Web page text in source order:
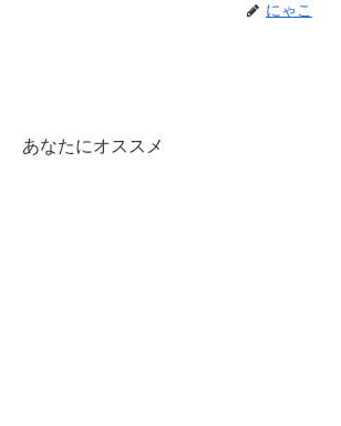
にゃこ
あなたにオススメ